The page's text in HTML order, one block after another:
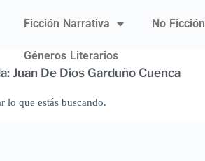
Ficción Narrativa No Ficción
Géneros Literarios
Juan De Dios Garduño Cuenca
lo que estás buscando.